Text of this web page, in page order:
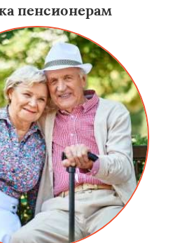
пенсионерам